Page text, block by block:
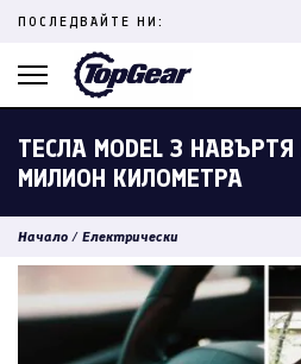
Skip
content
ПОСЛЕДВАЙТЕ НИ:
ТЕСЛА MODEL 3
МИЛИОН КИЛОМЕТРА
Начало / Електрически